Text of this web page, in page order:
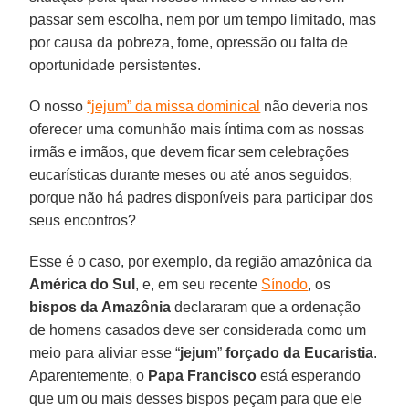
passar sem escolha, nem por um tempo limitado, mas
por causa da pobreza, fome, opressão ou falta de
oportunidade persistentes.
O nosso“jejum” da missa dominical não deveria nos
oferecer uma comunhão mais íntima com as nossas
irmãs e irmãos, que devem ficar sem celebrações
eucarísticas durante meses ou até anos seguidos,
porque não há padres disponíveis para participar dos
seus encontros?
Esse é o caso, por exemplo, da região amazônica da
América do Sul , e, em seu recente Sínodo, os
bispos da Amazônia declararam que a ordenação
de homens casados deve ser considerada como um
meio para aliviar esse “jejum”forçado da Eucaristia.
Aparentemente, o Papa Francisco está esperando
que um ou mais desses bispos peçam para que ele